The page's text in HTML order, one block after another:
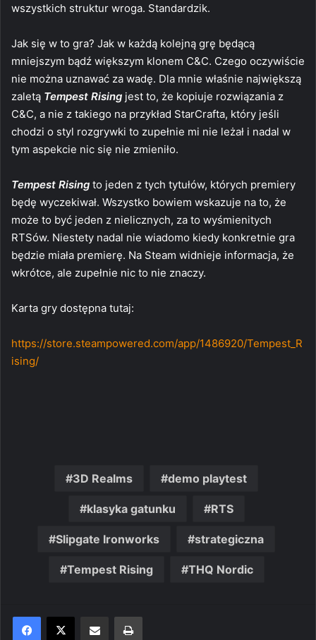
wszystkich struktur wroga. Standardzik.
Jak się w to gra? Jak w każdą kolejną grę będącą
mniejszym bądź większym klonem C&C. Czego oczywiście
nie można uznawać za wadę. Dla mnie właśnie największą
zaletą Tempest Rising jest to, że kopiuje rozwiązania z
C&C, a nie z takiego na przykład StarCrafta, który jeśli
chodzi o styl rozgrywki to zupełnie mi nie leżał i nadal w
tym aspekcie nic się nie zmieniło.
Tempest Rising to jeden z tych tytułów, których premiery
będę wyczekiwał. Wszystko bowiem wskazuje na to, że
może to być jeden z nielicznych, za to wyśmienitych
RTSów. Niestety nadal nie wiadomo kiedy konkretnie gra
będzie miała premierę. Na Steam widnieje informacja, że
wkrótce, ale zupełnie nic to nie znaczy.
Karta gry dostępna tutaj:
https://store.steampowered.com/app/1486920/Tempest_R
ising/
3D Realms demo playtest
klasyka gatunku RTS
Slipgate Ironworks strategiczna
Tempest Rising THQ Nordic